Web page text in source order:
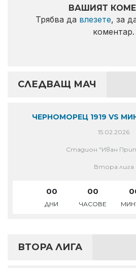
ВАШИЯТ
Трябва да влезете, за
коментар.
СЛЕДВАЩ МАЧ
ЧЕРНОМОРЕЦ 1919 VS
15.02.2026
Стадион "Иван
Втора лига
00
ДНИ
00
ЧАСОВЕ
ВТОРА ЛИГА